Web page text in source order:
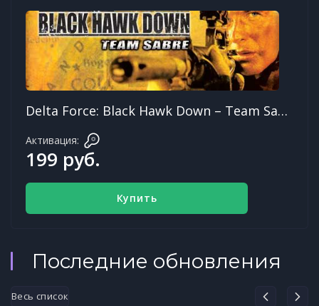
Delta Force: Black Hawk Down – Team Sabre
Активация:
199 руб.
Купить
Последние обновления
Весь список